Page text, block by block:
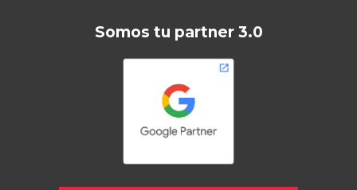
Somos tu partner 3.0